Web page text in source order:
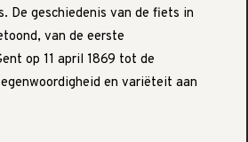
De geschiedenis van de fiets in
van de eerste
op 11 april 1869 tot de
en variëteit aan